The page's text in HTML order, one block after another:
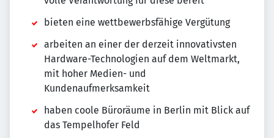
bieten eine wettbewerbsfähige Vergütung
arbeiten an einer der derzeit innovativsten
Hardware-Technologien auf dem Weltmarkt,
mit hoher Medien- und
Kundenaufmerksamkeit
haben coole Büroräume in Berlin mit Blick auf
das Tempelhofer Feld